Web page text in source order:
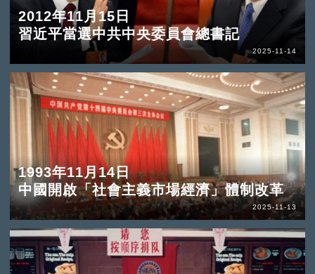
2012年11月15日
習近平當選中共中央委員會總書記
2025-11-14
1993年11月14日
中國開啟「社會主義市場經濟」體制改革
2025-11-13